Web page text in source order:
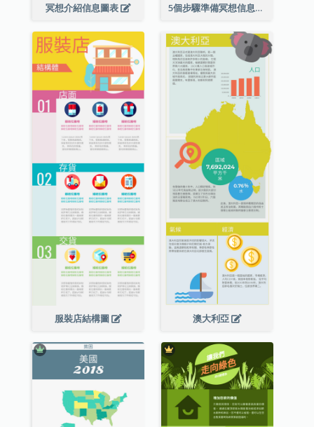
冥想介紹信息圖表 5個步驟準備冥想信息圖表
服裝店結構圖 澳大利亞